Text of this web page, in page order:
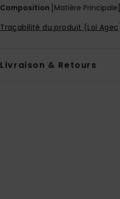
Composition [Matière
Traçabilité du produit (Loi
Livraison & Retours